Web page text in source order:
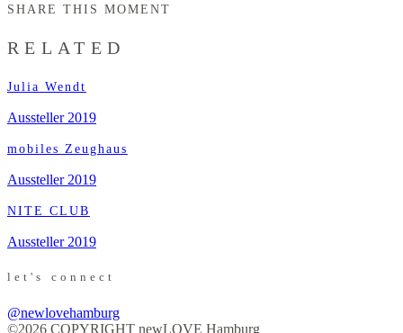
SHARE THIS MOMENT
RELATED
Julia Wendt
Aussteller 2019
mobiles Zeughaus
Aussteller 2019
NITE CLUB
Aussteller 2019
let's connect
@newlovehamburg
©2026 COPYRIGHT newLOVE Hamburg